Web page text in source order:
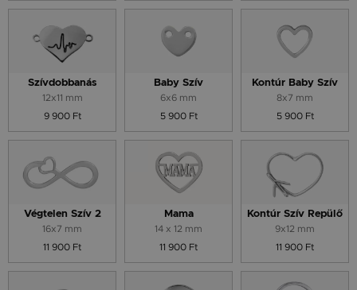
Szívdobbanás
12x11 mm
9 900 Ft
Baby Szív
6x6 mm
5 900 Ft
Kontúr Baby Szív
8x7 mm
5 900 Ft
Végtelen Szív 2
16x7 mm
11 900 Ft
Mama
14 x 12 mm
11 900 Ft
Kontúr Szív Repülő
9x12 mm
11 900 Ft